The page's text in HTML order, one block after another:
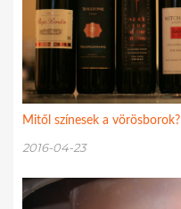
Mitől színesek a vörösborok?
2016-04-23